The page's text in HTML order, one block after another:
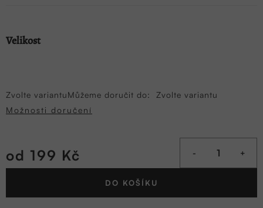
Velikost
Zvolte variantuMůžeme doručit do:
Zvolte variantu
Možnosti doručení
od 199 Kč
Měrná
DO KOŠÍKU